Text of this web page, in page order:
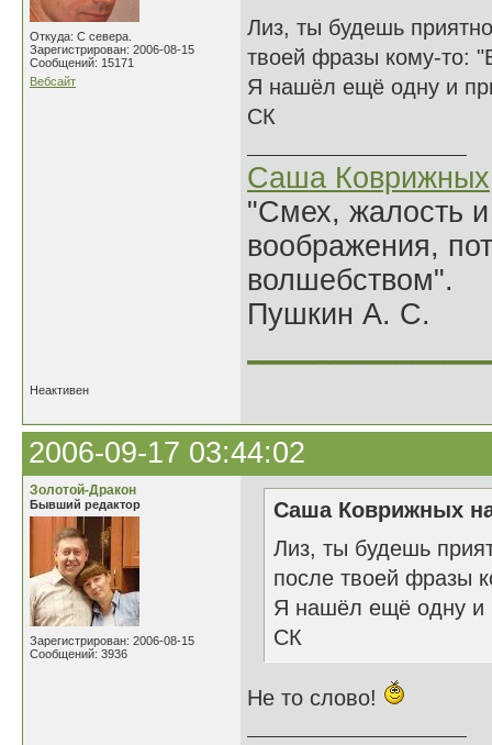
Откуда: С севера.
Зарегистрирован: 2006-08-15
Сообщений: 15171
Вебсайт
Лиз, ты будешь
твоей фразы кому-то:
Я нашёл ещё одну и
СК
Саша Коврижных
"Смех, жалость
воображения,
волшебством".
Пушкин А. С.
Неактивен
2006-09-17 03:44:02
Золотой-Дракон
Бывший редактор
Зарегистрирован: 2006-08-15
Сообщений: 3936
Саша Коврижных
Лиз, ты будешь
после твоей фразы
Я нашёл ещё одну и
СК
Не то слово!